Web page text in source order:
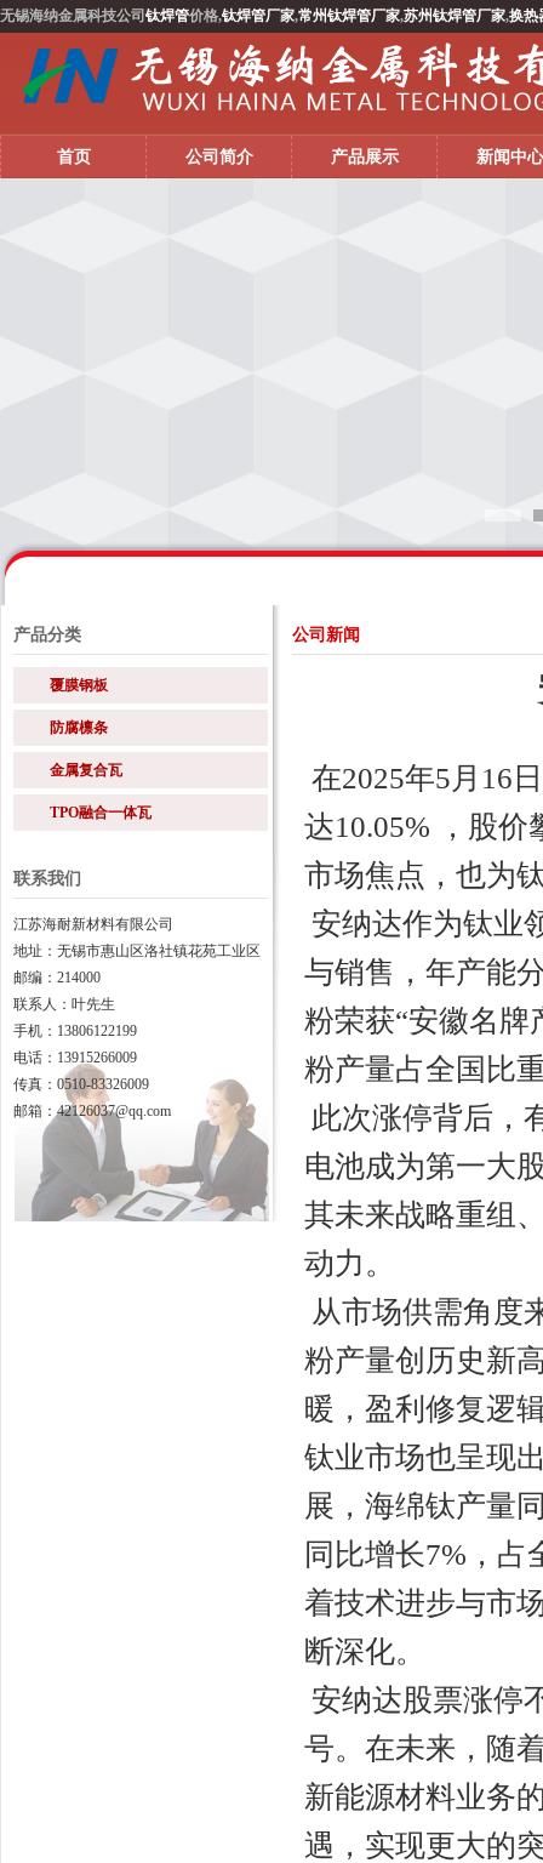
无锡海纳金属科技公司 钛焊管价格,钛焊管厂家,常州钛焊管厂家,苏州钛焊管厂家,换热
首页 公司简介 产品展示 新闻中心
产品分类
覆膜钢板
防腐檩条
金属复合瓦
TPO融合一体瓦
联系我们
江苏海耐新材料有限公司
地址：无锡市惠山区洛社镇花苑工业区
邮编：214000
联系人：叶先生
手机：13806122199
电话：13915266009
传真：0510-83326009
邮箱：42126037@qq.com
公司新闻
在2025年5月16
达10.05% ，股
市场焦点，也为
安纳达作为钛业
与销售，年产能
粉荣获“安徽名牌
粉产量占全国比
此次涨停背后，
电池成为第一大
其未来战略重组
动力。
从市场供需角度
粉产量创历史新
暖，盈利修复逻
钛业市场也呈现
展，海绵钛产量
同比增长7%，
着技术进步与市
断深化。
安纳达股票涨停
号。在未来，随
新能源材料业务
遇，实现更大的